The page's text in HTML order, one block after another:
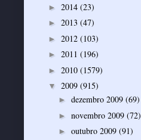
► 2014 (23)
► 2013 (47)
► 2012 (103)
► 2011 (196)
► 2010 (1579)
▼ 2009 (915)
► dezembro 2009 (69)
► novembro 2009 (72)
► outubro 2009 (91)